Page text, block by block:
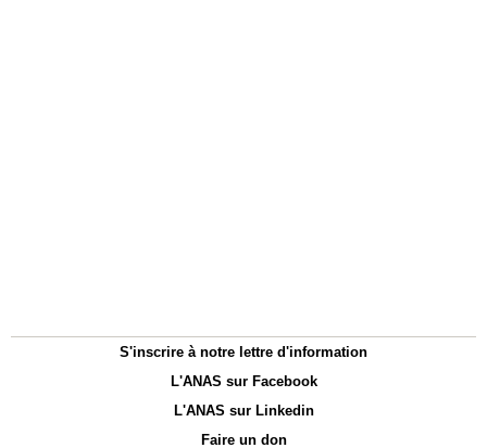
S'inscrire à notre lettre d'information
L'ANAS sur Facebook
L'ANAS sur Linkedin
Faire un don